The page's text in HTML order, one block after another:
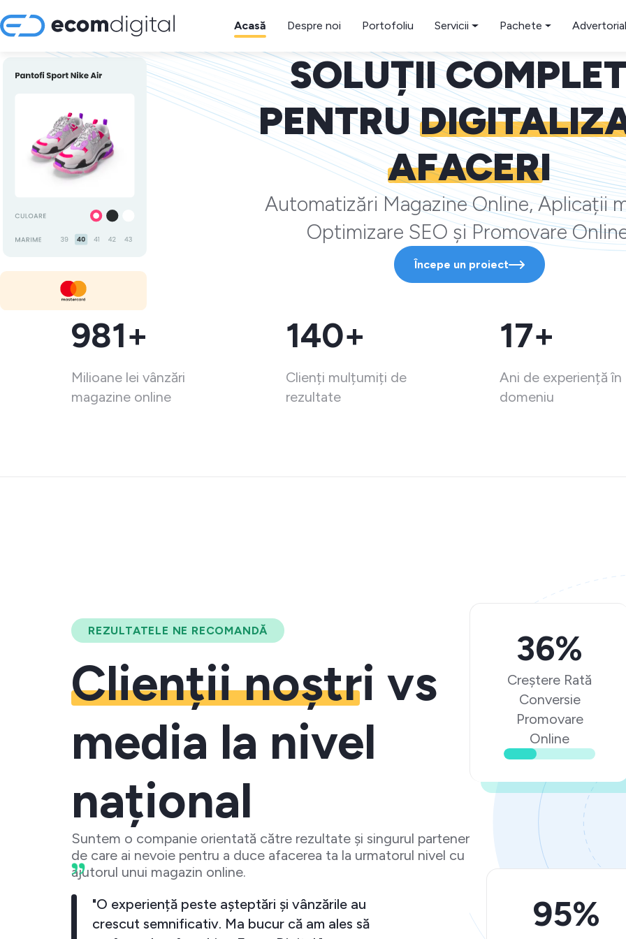
Acasă Despre noi Portofoliu Servicii Pachete
SOLUȚII
PENTRU
AFACERI
Automatizări Magazine Online, Aplicații
Optimizare SEO și Promovare
Începe un proiect
981+
Milioane lei vânzări
magazine online
140+
Clienți mulțumiți de
rezultate
17+
Ani de experiență în
domeniu
REZULTATELE NE RECOMANDĂ
Clienții noștri vs
media la nivel
național
Suntem o companie orientată către rezultate și singurul partener
de care ai nevoie pentru a duce afacerea ta la urmatorul nivel cu
ajutorul unui magazin online.
Digital business-ul meu a crescut
De fiecare data cand investesc
"O experiență peste așteptări și vânzările au
crescut semnificativ. Ma bucur că am ales să
36%
Creștere Rată
Conversie
Promovare
Online
95%